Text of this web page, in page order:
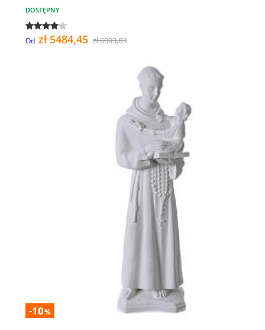
DOSTĘPNY
Od zł 5484,45 zł 6093,83
-10%